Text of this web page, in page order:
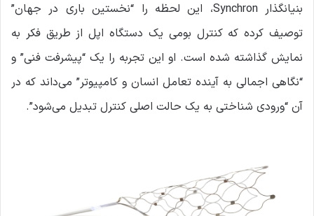
بنیانگذار Synchron، این لحظه را “نخستین باری در جهان”
توصیف کرده که کنترل بومی یک دستگاه اپل از طریق فکر به
نمایش گذاشته شده است. او این تجربه را یک “پیشرفت فنی” و
“نگاهی اجمالی به آینده تعامل انسان و کامپیوتر” می‌داند که در
آن “ورودی شناختی به یک حالت اصلی کنترل تبدیل می‌شود”.